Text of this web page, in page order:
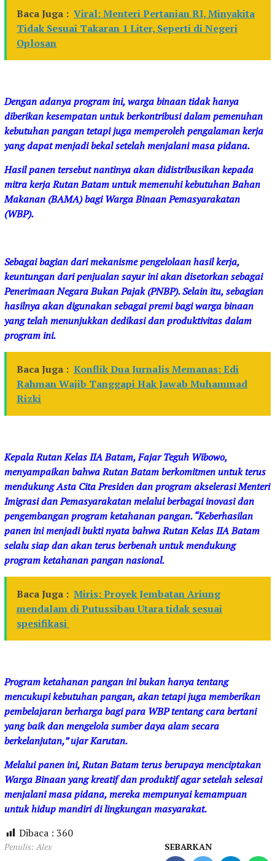
Baca Juga : Viral: Menteri Pertanian RI, Minyakita
Tidak Sesuai Takaran 1 Liter, Seperti di Negeri
Oplosan
Dengan adanya program ini, warga binaan tidak hanya
diberikan kesempatan untuk berkontribusi dalam pemenuhan
kebutuhan pangan tetapi juga memperoleh pengalaman kerja
yang dapat menjadi bekal setelah menjalani masa pidana.
Hasil panen tersebut nantinya akan didistribusikan kepada
mitra kerja Rutan Batam untuk memenuhi kebutuhan Bahan
Makanan (BAMA) bagi Warga Binaan Pemasyarakatan
(WBP).
Sebagai bagian dari mekanisme pengelolaan hasil kerja,
keuntungan dari penjualan sayur ini akan disetorkan sebagai
Penerimaan Negara Bukan Pajak (PNBP). Selain itu, sebagian
hasilnya akan digunakan sebagai premi bagi warga binaan
yang telah menunjukkan dedikasi dan produktivitas dalam
program ini.
Baca Juga : Konflik Dua Jurnalis Memanas: Edi
Rahman Wajib Tanggapi Hak Jawab Muhammad
Rizki
Kepala Rutan Kelas IIA Batam, Fajar Teguh Wibowo,
menyampaikan bahwa Rutan Batam berkomitmen untuk terus
mendukung Asta Cita Presiden dan program akselerasi Menteri
Imigrasi dan Pemasyarakatan melalui berbagai inovasi dan
pengembangan program ketahanan pangan. “Keberhasilan
panen ini menjadi bukti nyata bahwa Rutan Kelas IIA Batam
selalu siap dan akan terus berbenah untuk mendukung
program ketahanan pangan nasional.
Baca Juga : Miris: Proyek Jembatan Ariung
mendalam di Putussibau Utara tidak sesuai
spesifikasi
Program ketahanan pangan ini bukan hanya tentang
mencukupi kebutuhan pangan, akan tetapi juga memberikan
pembelajaran berharga bagi para WBP tentang cara bertani
yang baik dan mengelola sumber daya alam secara
berkelanjutan,” ujar Karutan.
Melalui panen ini, Rutan Batam terus berupaya menciptakan
Warga Binaan yang kreatif dan produktif agar setelah selesai
menjalani masa pidana, mereka mempunyai kemampuan
untuk hidup mandiri di lingkungan masyarakat.
Dibaca : 360
Penulis: Alex SEBARKAN